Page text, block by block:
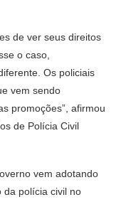
de ver seus direitos
o caso,
Os policiais
vem sendo
promoções”, afirmou
de Polícia Civil
vem adotando
da polícia civil no